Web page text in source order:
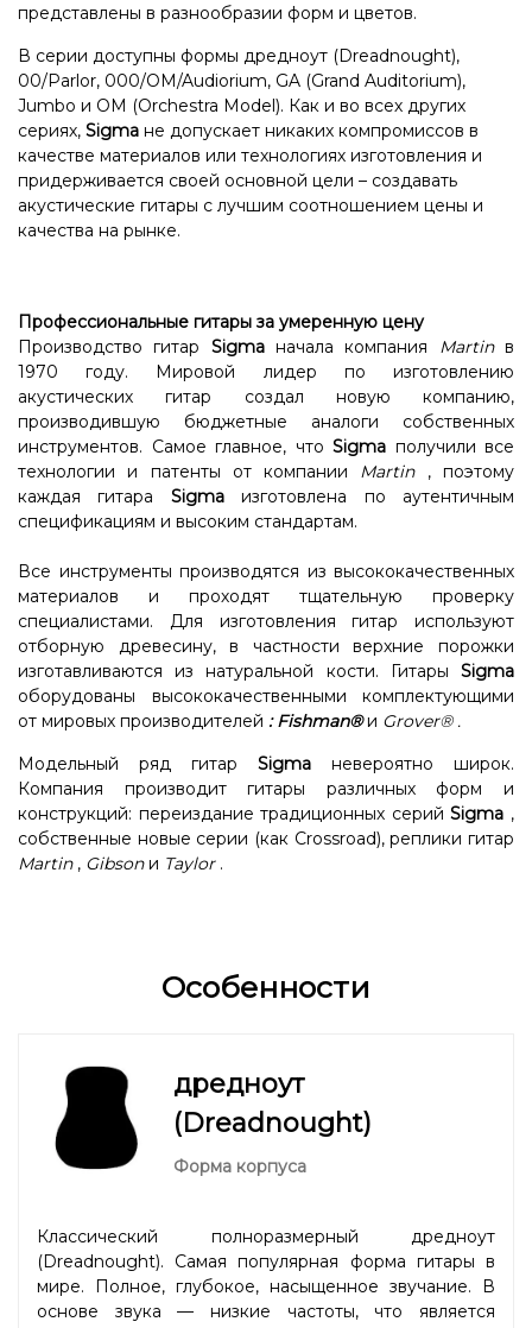
представлены в разнообразии форм и цветов.
В серии доступны формы дредноут (Dreadnought),
00/Parlor, 000/OM/Audiorium, GA (Grand Auditorium),
Jumbo и OM (Orchestra Model). Как и во всех других
сериях, Sigma не допускает никаких компромиссов в
качестве материалов или технологиях изготовления и
придерживается своей основной цели – создавать
акустические гитары с лучшим соотношением цены и
качества на рынке.
Профессиональные гитары за умеренную цену
Производство гитар Sigmaначала компания Martinв
1970 году. Мировой лидер по изготовлению
акустических гитар создал новую компанию,
производившую бюджетные аналоги собственных
инструментов. Самое главное, что Sigma получили все
технологии и патенты от компании Martin, поэтому
каждая гитара Sigmaизготовлена ​​по аутентичным
спецификациям и высоким стандартам.
Все инструменты производятся из высококачественных
материалов и проходят тщательную проверку
специалистами. Для изготовления гитар используют
отборную древесину, в частности верхние порожки
изготавливаются из натуральной кости. Гитары Sigma
оборудованы высококачественными комплектующими
от мировых производителей :Fishman® и Grover® .
Модельный ряд гитар Sigma невероятно широк.
Компания производит гитары различных форм и
конструкций: переиздание традиционных серийSigma ,
собственные новые серии (как Crossroad), реплики гитар
Martin, Gibsonи Taylor.
Особенности
дредноут
(Dreadnought)
Форма корпуса
Классический полноразмерный дредноут
(Dreadnought). Самая популярная форма гитары в
мире. Полное, глубокое, насыщенное звучание. В
основе звука — низкие частоты, что является